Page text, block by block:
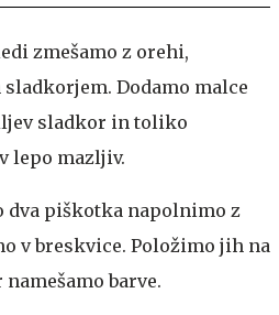
zmešamo z orehi,
Dodamo malce
sladkor in toliko
lepo mazljiv.
dva piškotka napolnimo z
v breskvice. Položimo jih na
barve.